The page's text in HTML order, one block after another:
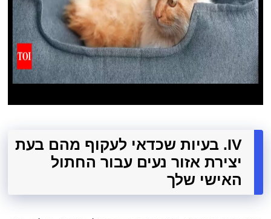
IV. בעיות שכדאי לעקוף מהם בעת
יצירת אזור נעים עבור החתול
האישי שלך